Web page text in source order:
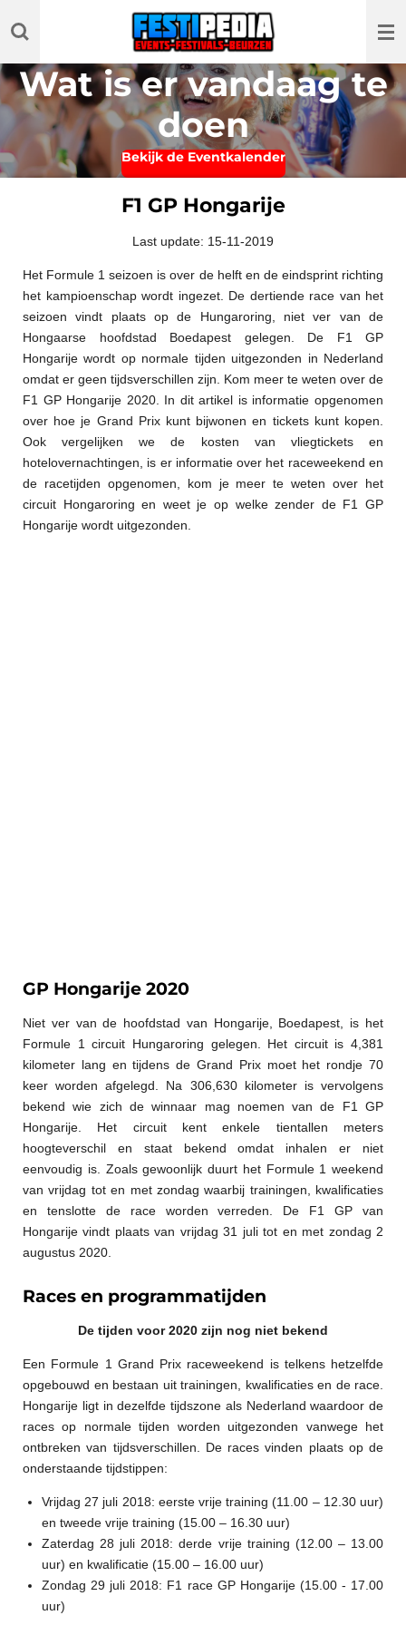
direct
de
hoofdinhoud
Wat is er vandaag te
doen
Bekijk de Eventkalender
F1 GP Hongarije
Last update: 15-11-2019
Het Formule 1 seizoen is over de helft en de eindsprint richting
het kampioenschap wordt ingezet. De dertiende race van het
seizoen vindt plaats op de Hungaroring, niet ver van de
Hongaarse hoofdstad Boedapest gelegen. De F1 GP
Hongarije wordt op normale tijden uitgezonden in Nederland
omdat er geen tijdsverschillen zijn. Kom meer te weten over de
F1 GP Hongarije 2020. In dit artikel is informatie opgenomen
over hoe je Grand Prix kunt bijwonen en tickets kunt kopen.
Ook vergelijken we de kosten van vliegtickets en
hotelovernachtingen, is er informatie over het raceweekend en
de racetijden opgenomen, kom je meer te weten over het
circuit Hongaroring en weet je op welke zender de F1 GP
Hongarije wordt uitgezonden.
GP Hongarije 2020
Niet ver van de hoofdstad van Hongarije, Boedapest, is het
Formule 1 circuit Hungaroring gelegen. Het circuit is 4,381
kilometer lang en tijdens de Grand Prix moet het rondje 70
keer worden afgelegd. Na 306,630 kilometer is vervolgens
bekend wie zich de winnaar mag noemen van de F1 GP
Hongarije. Het circuit kent enkele tientallen meters
hoogteverschil en staat bekend omdat inhalen er niet
eenvoudig is. Zoals gewoonlijk duurt het Formule 1 weekend
van vrijdag tot en met zondag waarbij trainingen, kwalificaties
en tenslotte de race worden verreden. De F1 GP van
Hongarije vindt plaats van vrijdag 31 juli tot en met zondag 2
augustus 2020.
Races en programmatijden
De tijden voor 2020 zijn nog niet bekend
Een Formule 1 Grand Prix raceweekend is telkens hetzelfde
opgebouwd en bestaan uit trainingen, kwalificaties en de race.
Hongarije ligt in dezelfde tijdszone als Nederland waardoor de
races op normale tijden worden uitgezonden vanwege het
ontbreken van tijdsverschillen. De races vinden plaats op de
onderstaande tijdstippen:
Vrijdag 27 juli 2018: eerste vrije training (11.00 – 12.30 uur)
en tweede vrije training (15.00 – 16.30 uur)
Zaterdag 28 juli 2018: derde vrije training (12.00 – 13.00
uur) en kwalificatie (15.00 – 16.00 uur)
Zondag 29 juli 2018: F1 race GP Hongarije (15.00 - 17.00
uur)